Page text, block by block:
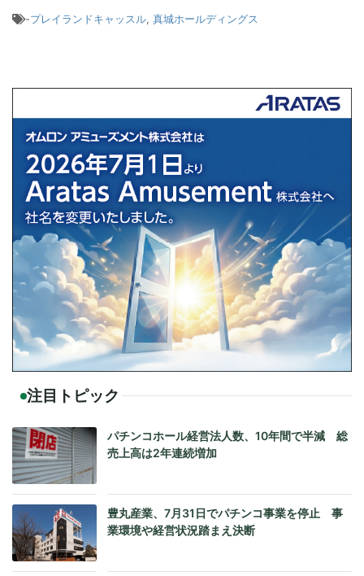
-プレイランドキャッスル, 真城ホールディングス
注目トピック
パチンコホール経営法人数、10年間で半減 総
売上高は2年連続増加
豊丸産業、7月31日でパチンコ事業を停止 事
業環境や経営状況踏まえ決断